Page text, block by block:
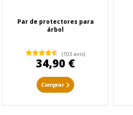
Par de protectores para
árbol
(103 avis)
34,90 €
Comprar